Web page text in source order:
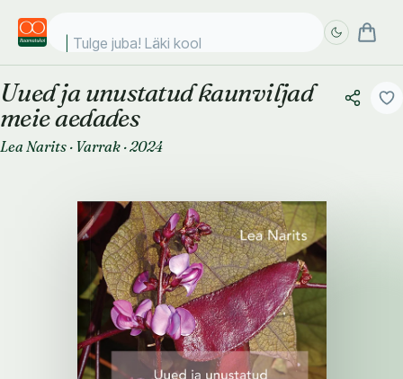
Tulge juba! Läki kooli!
Uued ja unustatud kaunviljad
meie aedades
Lea Narits · Varrak ·2024
Täpsem
Täpsem